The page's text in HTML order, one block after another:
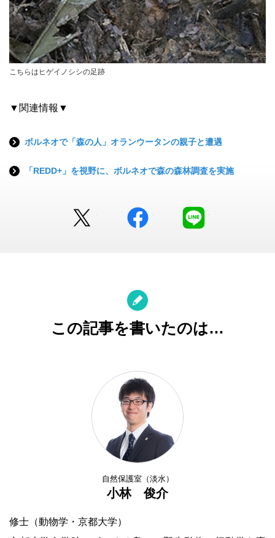
こちらはヒゲイノシシの足跡
▼関連情報▼
ボルネオで「森の人」オランウータンの親子と遭遇
「REDD+」を視野に、ボルネオで森の森林調査を実施
facebook
この記事を書いたのは…
自然保護室（淡水）
小林 俊介
修士（動物学・京都大学）